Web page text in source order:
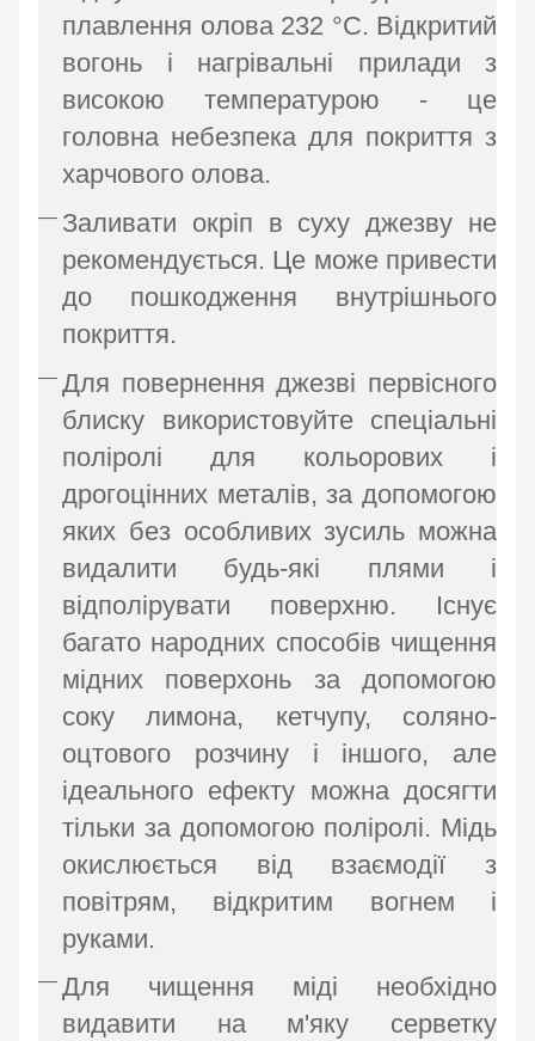
плавлення олова 232 °C. Відкритий
вогонь і нагрівальні прилади з
високою температурою - це
головна небезпека для покриття з
харчового олова.
Заливати окріп в суху джезву не
рекомендується. Це може привести
до пошкодження внутрішнього
покриття.
Для повернення джезві первісного
блиску використовуйте спеціальні
поліролі для кольорових і
дрогоцінних металів, за допомогою
яких без особливих зусиль можна
видалити будь-які плями і
відполірувати поверхню. Існує
багато народних способів чищення
мідних поверхонь за допомогою
соку лимона, кетчупу, соляно-
оцтового розчину і іншого, але
ідеального ефекту можна досягти
тільки за допомогою поліролі. Мідь
окислюється від взаємодії з
повітрям, відкритим вогнем і
руками.
Для чищення міді необхідно
видавити на м'яку серветку